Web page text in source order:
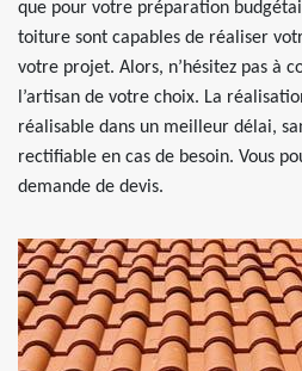
que pour votre préparation
toiture sont capables de réaliser
votre projet. Alors, n’hésitez pas à
l’artisan de votre choix. La
réalisable dans un meilleur délai,
rectifiable en cas de besoin. Vous
demande de devis.